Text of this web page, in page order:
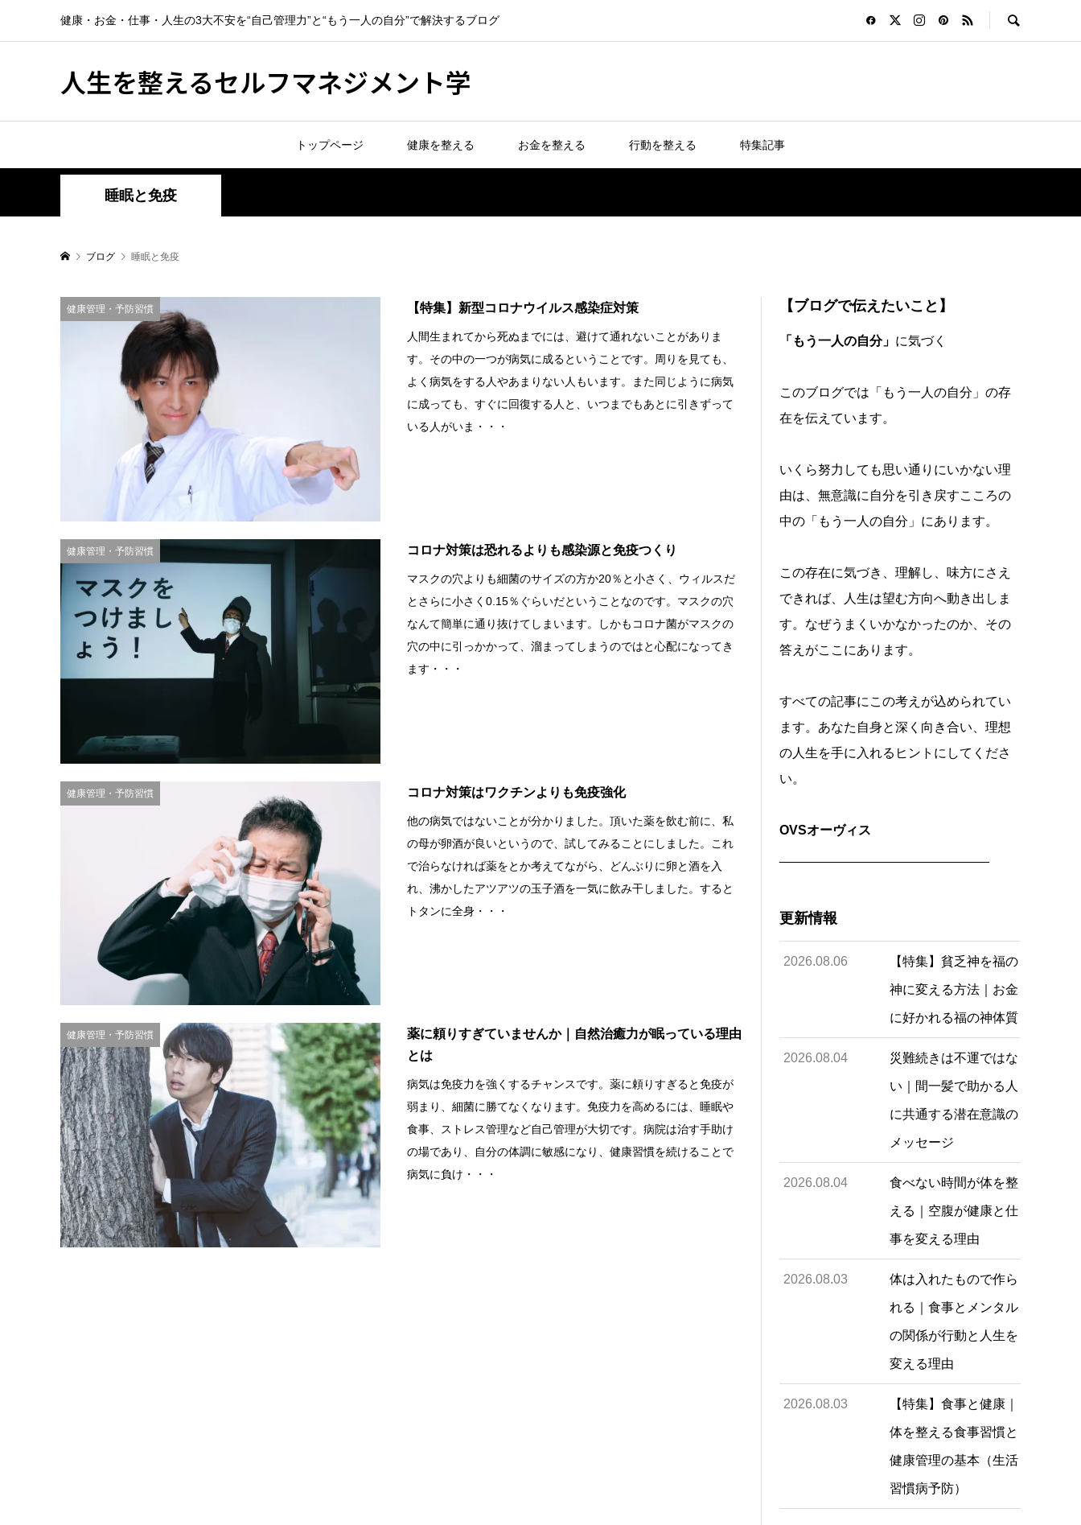
健康・お金・仕事・人生の3大不安を“自己管理力”と“もう一人の自分”で解決するブログ
人生を整えるセルフマネジメント学
トップページ 健康を整える お金を整える 行動を整える 特集記事
睡眠と免疫
ブログ 睡眠と免疫
健康管理・予防習慣 【特集】新型コロナウイルス感染症対策
人間生まれてから死ぬまでには、避けて通れないことがありま
す。その中の一つが病気に成るということです。周りを見ても、
よく病気をする人やあまりない人もいます。また同じように病気
に成っても、すぐに回復する人と、いつまでもあとに引きずって
いる人がいま・・・
健康管理・予防習慣 コロナ対策は恐れるよりも感染源と免疫つくり
マスクの穴よりも細菌のサイズの方か20％と小さく、ウィルスだ
とさらに小さく0.15％ぐらいだということなのです。マスクの穴
なんて簡単に通り抜けてしまいます。しかもコロナ菌がマスクの
穴の中に引っかかって、溜まってしまうのではと心配になってき
ます・・・
健康管理・予防習慣 コロナ対策はワクチンよりも免疫強化
他の病気ではないことが分かりました。頂いた薬を飲む前に、私
の母が卵酒が良いというので、試してみることにしました。これ
で治らなければ薬をとか考えてながら、どんぶりに卵と酒を入
れ、沸かしたアツアツの玉子酒を一気に飲み干しました。すると
トタンに全身・・・
健康管理・予防習慣
薬に頼りすぎていませんか｜自然治癒力が眠っている理由
とは
病気は免疫力を強くするチャンスです。薬に頼りすぎると免疫が
弱まり、細菌に勝てなくなります。免疫力を高めるには、睡眠や
食事、ストレス管理など自己管理が大切です。病院は治す手助け
の場であり、自分の体調に敏感になり、健康習慣を続けることで
病気に負け・・・
【ブログで伝えたいこと】
「もう一人の自分」 に気づく
このブログでは「もう一人の自分」の存
在を伝えています。
いくら努力しても思い通りにいかない理
由は、無意識に自分を引き戻すこころの
中の「もう一人の自分」にあります。
この存在に気づき、理解し、味方にさえ
できれば、人生は望む方向へ動き出しま
す。なぜうまくいかなかったのか、その
答えがここにあります。
すべての記事にこの考えが込められてい
ます。あなた自身と深く向き合い、理想
の人生を手に入れるヒントにしてくださ
い。
OVSオーヴィス
更新情報
2026.08.06 【特集】貧乏神を福の
神に変える方法｜お金
に好かれる福の神体質
2026.08.04 災難続きは不運ではな
い｜間一髪で助かる人
に共通する潜在意識の
メッセージ
2026.08.04 食べない時間が体を整
える｜空腹が健康と仕
事を変える理由
2026.08.03 体は入れたもので作ら
れる｜食事とメンタル
の関係が行動と人生を
変える理由
2026.08.03 【特集】食事と健康｜
体を整える食事習慣と
健康管理の基本（生活
習慣病予防）